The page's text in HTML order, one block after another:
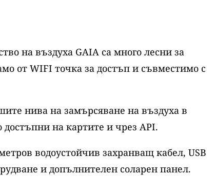
на въздуха GAIA са много лесни за
от WIFI точка за достъп и съвместимо с
нива на замърсяване на въздуха в
достъпни на картите и чрез API.
водоустойчив захранващ кабел, USB
и допълнителен соларен панел.